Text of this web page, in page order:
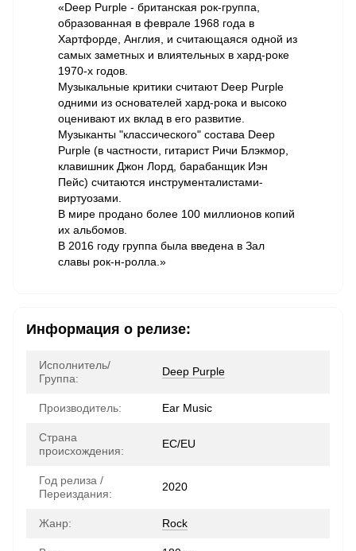
«Deep Purple - британская рок-группа,
образованная в феврале 1968 года в
Хартфорде, Англия, и считающаяся одной из
самых заметных и влиятельных в хард-роке
1970-х годов.
Музыкальные критики считают Deep Purple
одними из основателей хард-рока и высоко
оценивают их вклад в его развитие.
Музыканты "классического" состава Deep
Purple (в частности, гитарист Ричи Блэкмор,
клавишник Джон Лорд, барабанщик Иэн
Пейс) считаются инструменталистами-
виртуозами.
В мире продано более 100 миллионов копий
их альбомов.
В 2016 году группа была введена в Зал
славы рок-н-ролла.»
Информация о релизе:
Исполнитель/
Группа:
Deep Purple
Производитель: Ear Music
Страна
происхождения:
ЕС/EU
Год релиза /
Переиздания:
2020
Жанр: Rock